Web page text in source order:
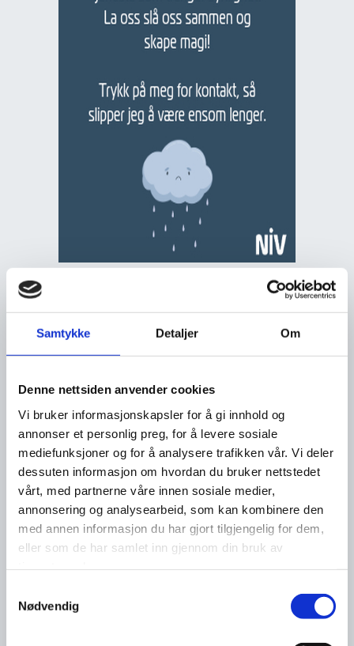
Samtykke Detaljer Om
Denne nettsiden anvender cookies
Vi bruker informasjonskapsler for å gi innhold og
annonser et personlig preg, for å levere sosiale
mediefunksjoner og for å analysere trafikken vår. Vi deler
dessuten informasjon om hvordan du bruker nettstedet
vårt, med partnerne våre innen sosiale medier,
annonsering og analysearbeid, som kan kombinere den
med annen informasjon du har gjort tilgjengelig for dem,
eller som de har samlet inn gjennom din bruk av
Nødvendig
Les flere nyheter
23. juli